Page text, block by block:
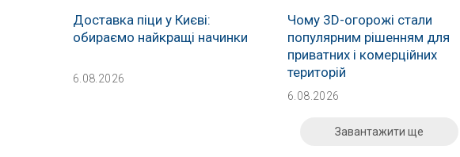
Доставка піци у Києві:
обираємо найкращі начинки
6.08.2026
Чому 3D-огорожі стали
популярним рішенням для
приватних і комерційних
територій
6.08.2026
Завантажити ще